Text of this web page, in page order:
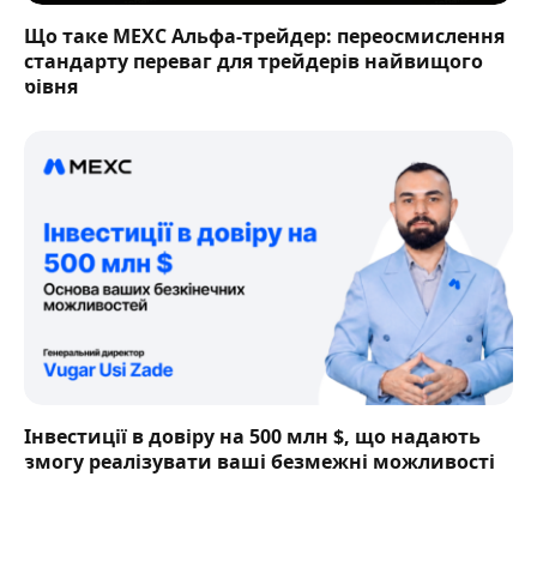
Що таке MEXC Альфа-трейдер: переосмислення
стандарту переваг для трейдерів найвищого
рівня
Інвестиції в довіру на 500 млн $, що надають
змогу реалізувати ваші безмежні можливості